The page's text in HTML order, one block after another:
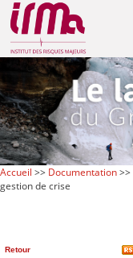
Accueil >> Documentation>>
gestion de crise
Retour